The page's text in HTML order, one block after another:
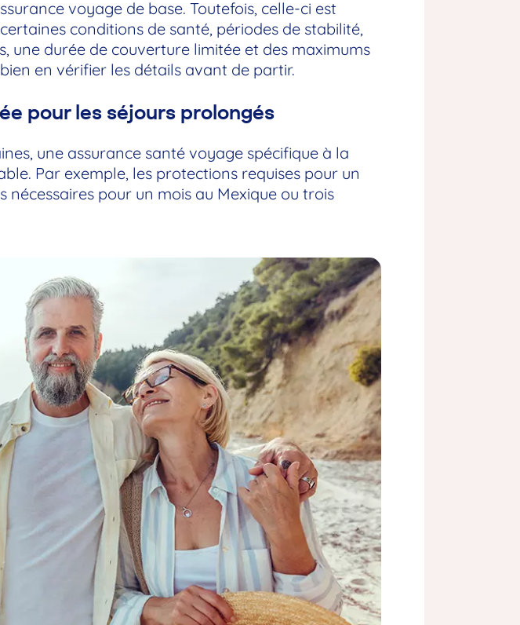
voyage de base. Toutefois, celle-ci est
conditions de santé, périodes de stabilité,
une durée de couverture limitée et des maximums
en vérifier les détails avant de partir.
pour les séjours prolongés
une assurance santé voyage spécifique à la
Par exemple, les protections requises pour un
pour un mois au Mexique ou trois